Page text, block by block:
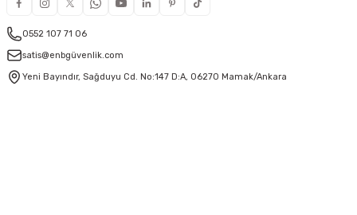
0552 107 71 06
satis@enbgüvenlik.com
Yeni Bayındır, Sağduyu Cd. No:147 D:A, 06270 Mamak/Ankara